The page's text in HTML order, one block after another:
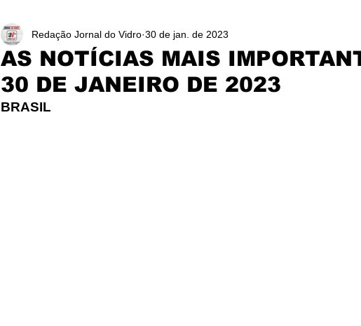
AS NOTÍCIAS MAIS
30 DE JANEIRO DE 2023
Redação Jornal do Vidro 30 de jan. de 2023
BRASIL